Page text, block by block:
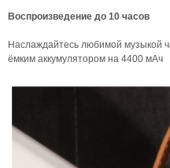
Воспроизведение до 10 часов
Наслаждайтесь любимой музыкой
ёмким аккумулятором на 4400 мАч